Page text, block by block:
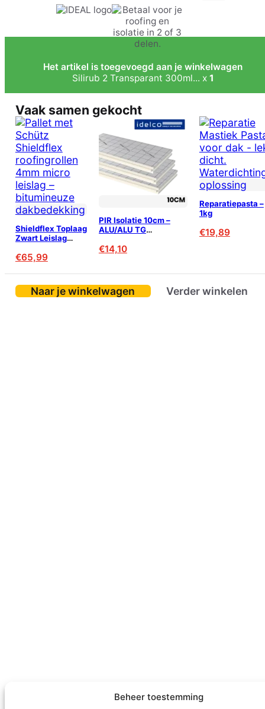
Beheer toestemming
Het artikel is toegevoegd aan je winkelwagen
Silirub 2 Transparant 300ml... x 1
Vaak samen gekocht
Shieldflex Toplaag
Zwart Leislag
€65,99
PIR Isolatie 10cm –
ALU/ALU TG
€14,10
Reparatiepasta –
1kg
€19,89
Naar je winkelwagen Verder winkelen